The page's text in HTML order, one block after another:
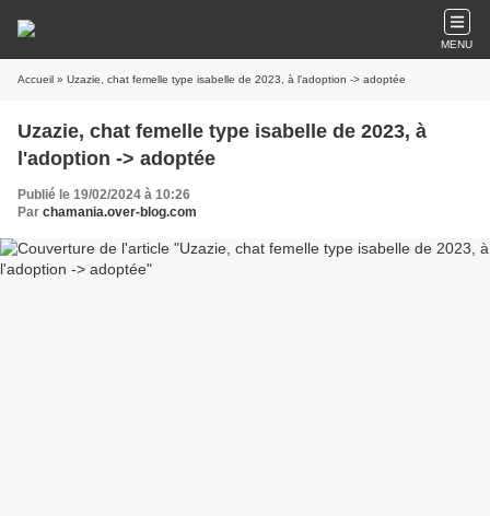
MENU
Accueil » Uzazie, chat femelle type isabelle de 2023, à l'adoption -> adoptée
Uzazie, chat femelle type isabelle de 2023, à
l'adoption -> adoptée
Publié le 19/02/2024 à 10:26
Par chamania.over-blog.com